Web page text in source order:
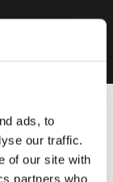
ads, to
our traffic.
of our site with
partners who